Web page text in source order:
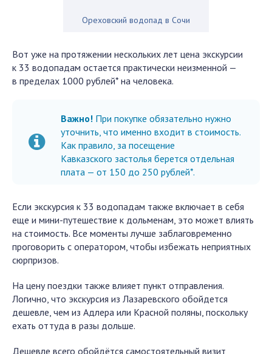
Ореховский водопад в Сочи
Вот уже на протяжении нескольких лет цена экскурсии
к 33 водопадам остается практически неизменной —
в пределах 1000 рублей* на человека.
Важно! При покупке обязательно нужно
уточнить, что именно входит в стоимость.
Как правило, за посещение
Кавказского застолья берется отдельная
плата — от 150 до 250 рублей*.
Если экскурсия к 33 водопадам также включает в себя
еще и мини-путешествие к дольменам, это может влиять
на стоимость. Все моменты лучше заблаговременно
проговорить с оператором, чтобы избежать неприятных
сюрпризов.
На цену поездки также влияет пункт отправления.
Логично, что экскурсия из Лазаревского обойдется
дешевле, чем из Адлера или Красной поляны, поскольку
ехать оттуда в разы дольше.
Дешевле всего обойдётся самостоятельный визит